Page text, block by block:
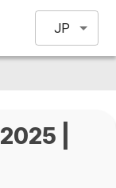
JP
|